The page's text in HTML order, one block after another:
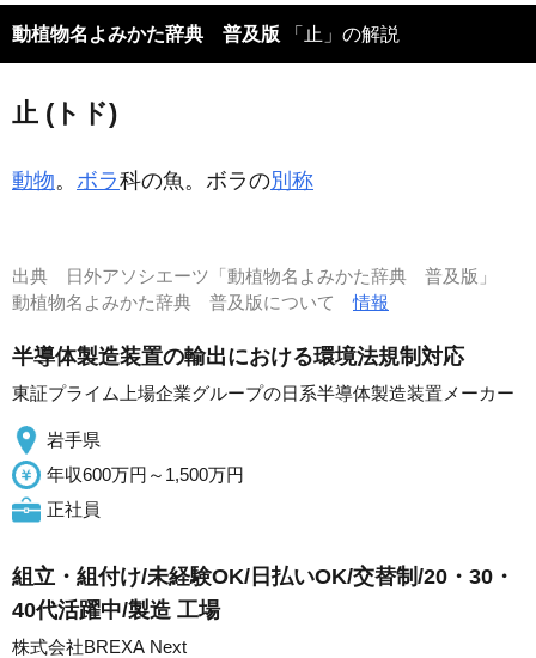
動植物名よみかた辞典 普及版 「止」の解説
止 (トド)
動物。 ボラ科の魚。ボラの別称
出典
日外アソシエーツ「動植物名よみかた辞典 普及版」
動植物名よみかた辞典 普及版について情報
半導体製造装置の輸出における環境法規制対応
東証プライム上場企業グループの日系半導体製造装置メーカー
岩手県
年収600万円～1,500万円
正社員
組立・組付け/未経験OK/日払いOK/交替制/20・30・
40代活躍中/製造 工場
株式会社BREXA Next